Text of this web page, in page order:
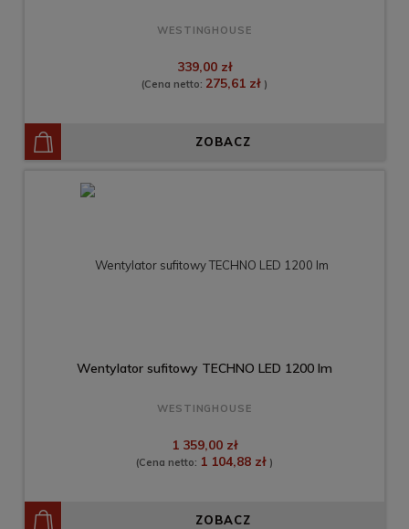
WESTINGHOUSE
339,00 zł
(Cena netto: 275,61 zł )
ZOBACZ
Wentylator sufitowy TECHNO LED 1200 lm
WESTINGHOUSE
1 359,00 zł
(Cena netto: 1 104,88 zł )
ZOBACZ